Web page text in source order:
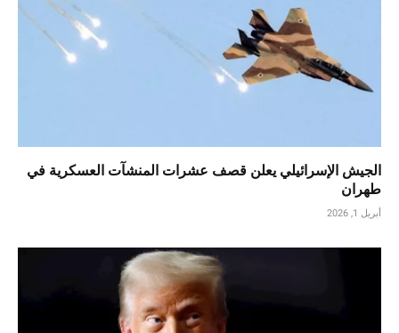
الجيش الإسرائيلي يعلن قصف عشرات المنشآت العسكرية في
طهران
أبريل 1, 2026